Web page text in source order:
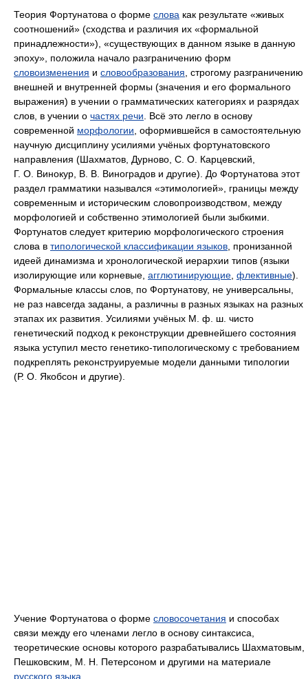
Теория Фортунатова о форме слова как результате «живых
соотношений» (сходства и различия их «формальной
принадлежности»), «существующих в данном языке в данную
эпоху», положила начало разграничению форм
словоизменения и словообразования , строгому разграничению
внешней и внутренней формы (значения и его формального
выражения) в учении о грамматических категориях и разрядах
слов, в учении о частях речи . Всё это легло в основу
современной морфологии , оформившейся в самостоятельную
научную дисциплину усилиями учёных фортунатовского
направления (Шахматов, Дурново, С. О. Карцевский,
Г. О. Винокур, В. В. Виноградов и другие). До Фортунатова этот
раздел грамматики назывался «этимологией», границы между
современным и историческим словопроизводством, между
морфологией и собственно этимологией были зыбкими.
Фортунатов следует критерию морфологического строения
слова в типологической классификации языков , пронизанной
идеей динамизма и хронологической иерархии типов (языки
изолирующие или корневые, агглютинирующие флективные).
Формальные классы слов, по Фортунатову, не универсальны,
не раз навсегда заданы, а различны в разных языках на разных
этапах их развития. Усилиями учёных М. ф. ш. чисто
генетический подход к реконструкции древнейшего состояния
языка уступил место генетико-типологическому с требованием
подкреплять реконструируемые модели данными типологии
(Р. О. Якобсон и другие).
Учение Фортунатова о форме словосочетания и способах
связи между его членами легло в основу синтаксиса,
теоретические основы которого разрабатывались Шахматовым,
Пешковским, М. Н. Петерсоном и другими на материале
русского языка